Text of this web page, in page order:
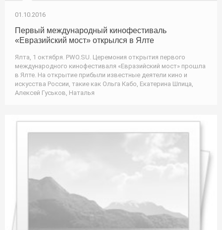
01.10.2016
Первый международный кинофестиваль
«Евразийский мост» открылся в Ялте
Ялта, 1 октября. PWO.SU. Церемония открытия первого
международного кинофестиваля «Евразийский мост» прошла
в Ялте. На открытие прибыли известные деятели кино и
искусства России, такие как Ольга Кабо, Екатерина Шпица,
Алексей Гуськов, Наталья